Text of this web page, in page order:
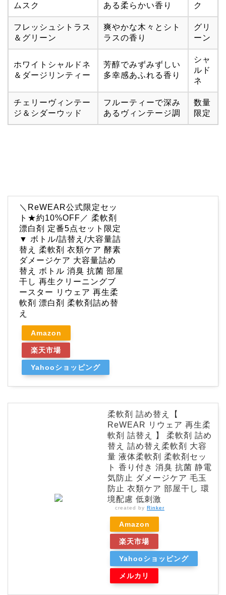
ムスク
ある柔らかい香り
ク
フレッシュシトラス
＆グリーン
爽やかな木々とシト
ラスの香り
グリ
ーン
ホワイトシャルドネ
＆ダージリンティー
芳醇でみずみずしい
多幸感あふれる香り
シャ
ルド
ネ
チェリーヴィンテー
ジ＆シダーウッド
フルーティーで深み
あるヴィンテージ調
数量
限定
＼ReWEAR公式限定セッ
ト★約10%OFF／ 柔軟剤
漂白剤 定番5点セット限定
▼ ボトル/詰替え/大容量詰
替え 柔軟剤 衣類ケア 酵素
ダメージケア 大容量詰め
替え ボトル 消臭 抗菌 部屋
干し 再生クリーニングブ
ースター リウェア 再生柔
軟剤 漂白剤 柔軟剤詰め替
え
Amazon
楽天市場
Yahooショッピング
柔軟剤 詰め替え【
ReWEAR リウェア 再生柔
軟剤 詰替え 】 柔軟剤 詰め
替え 詰め替え柔軟剤 大容
量 液体柔軟剤 柔軟剤セッ
ト 香り付き 消臭 抗菌 静電
気防止 ダメージケア 毛玉
防止 衣類ケア 部屋干し 環
境配慮 低刺激
created by Rinker
Amazon
楽天市場
Yahooショッピング
メルカリ